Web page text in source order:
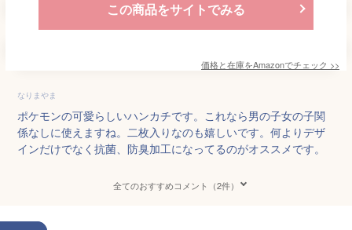
この商品をサイトでみる
価格と在庫をAmazonでチェック >>
なりまやま
ポケモンの可愛らしいハンカチです。これなら男の子女の子関
係なしに使えますね。二枚入りなのも嬉しいです。何よりデザ
インだけでなく抗菌、防臭加工になってるのがオススメです。
全てのおすすめコメント（2件）